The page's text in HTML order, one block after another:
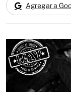
Agregar a